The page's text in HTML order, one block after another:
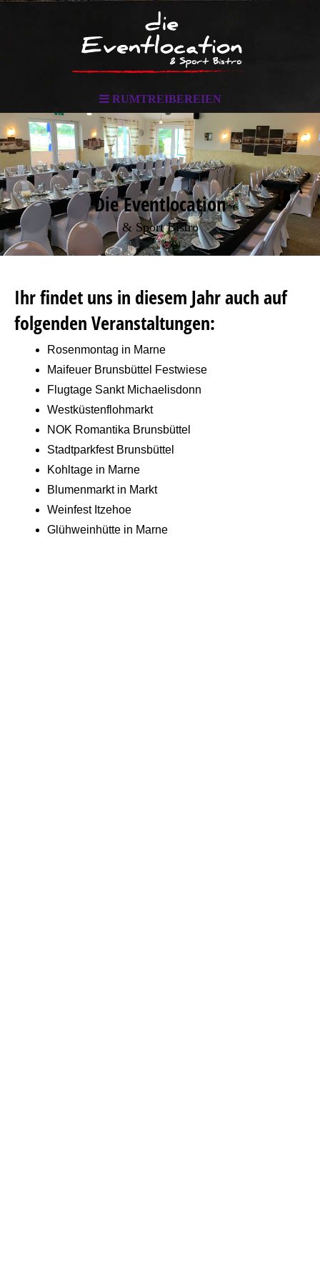
RUMTREIBEREIEN
Die Eventlocation
& Sport Bistro
Ihr findet uns in diesem Jahr auch auf
folgenden Veranstaltungen:
Rosenmontag in Marne
Maifeuer Brunsbüttel Festwiese
Flugtage Sankt Michaelisdonn
Westküstenflohmarkt
NOK Romantika Brunsbüttel
Stadtparkfest Brunsbüttel
Kohltage in Marne
Blumenmarkt in Markt
Weinfest Itzehoe
Glühweinhütte in Marne